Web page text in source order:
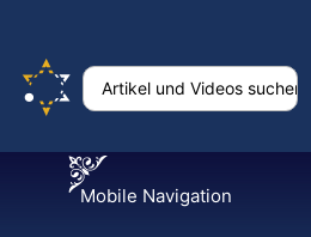
Mobile Navigation